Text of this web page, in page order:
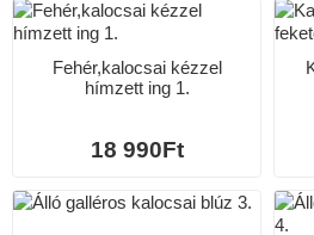
Fehér,kalocsai kézzel
hímzett ing 1.
18 990Ft